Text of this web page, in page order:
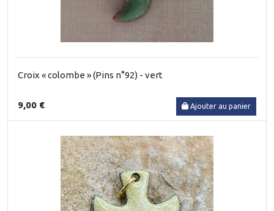
Croix « colombe » (Pins n°92) - vert
9,00 € Ajouter au panier